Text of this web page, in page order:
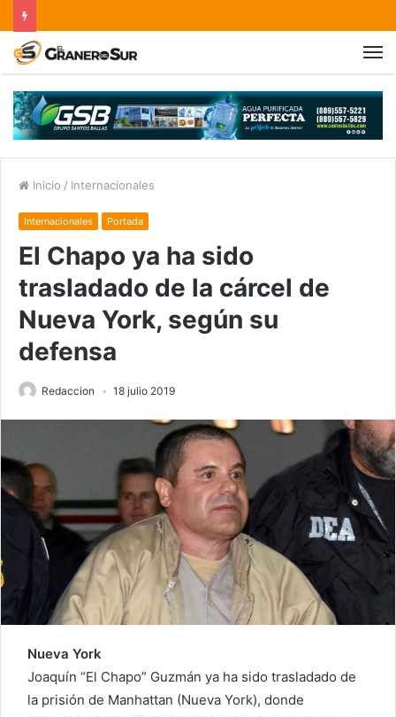
Inicio / Internacionales
Internacionales Portada
El Chapo ya ha sido
trasladado de la cárcel de
Nueva York, según su
defensa
Redaccion 18 julio 2019
Nueva York
Joaquín “El Chapo” Guzmán ya ha sido trasladado de
la prisión de Manhattan (Nueva York), donde